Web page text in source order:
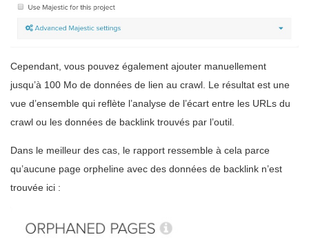
Cependant, vous pouvez également ajouter manuellement
jusqu’à 100 Mo de données de lien au crawl. Le résultat est une
vue d’ensemble qui reflète l’analyse de l’écart entre les URLs du
crawl ou les données de backlink trouvés par l’outil.
Dans le meilleur des cas, le rapport ressemble à cela parce
qu’aucune page orpheline avec des données de backlink n’est
trouvée ici :